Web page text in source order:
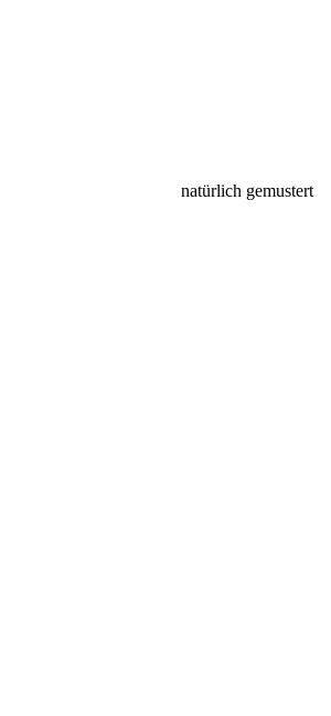
natürlich gemustert